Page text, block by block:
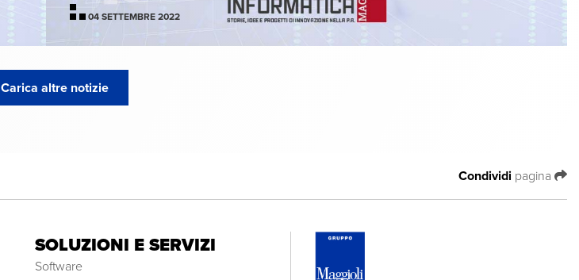
04 SETTEMBRE 2022
Carica altre notizie
Condividi pagina
SOLUZIONI E SERVIZI
Software